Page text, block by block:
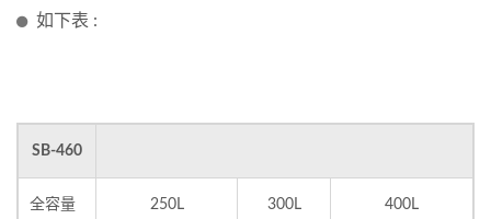
如下表 :
SB-460
全容量 250L 300L 400L